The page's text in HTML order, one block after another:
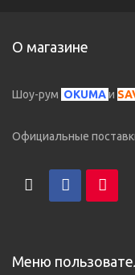
О магазине
Шоу-рум OKUMAи
Официальные
Меню